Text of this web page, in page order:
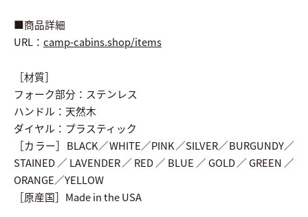
■商品詳細
URL： camp-cabins.shop/items
［材質］
フォーク部分：ステンレス
ハンドル：天然木
ダイヤル：プラスティック
［カラー］BLACK／WHITE／PINK／SILVER／BURGUNDY／
STAINED／LAVENDER／RED／BLUE／GOLD／GREEN／
ORANGE／YELLOW
［原産国］Made in the USA